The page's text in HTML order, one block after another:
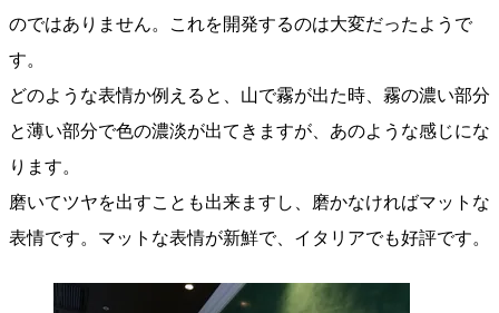
のではありません。これを開発するのは大変だったようで
す。
どのような表情か例えると、山で霧が出た時、霧の濃い部分
と薄い部分で色の濃淡が出てきますが、あのような感じにな
ります。
磨いてツヤを出すことも出来ますし、磨かなければマットな
表情です。マットな表情が新鮮で、イタリアでも好評です。